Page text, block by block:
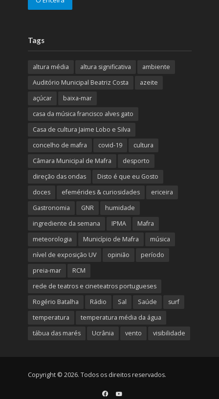
Tags
altura média altura significativa
ambiente
Auditório Municipal Beatriz Costa
azeite
açúcar
baixa-mar
casa da música francisco alves gato
Casa de cultura Jaime Lobo e Silva
concelho de mafra
covid-19
cultura
Câmara Municipal de Mafra
desporto
direção das ondas
Disto é que eu Gosto
doces
efemérides & curiosidades
ericeira
Gastronomia
GNR
humidade
ingrediente da semana
IPMA
Mafra
meteorologia
Município de Mafra
música
nível de exposição UV
opinião
período
preia-mar
RCM
rede de teatros e cineteatros portugueses
Rogério Batalha
Rádio Sal Saúde
surf
temperatura
temperatura média da água
tábua das marés
Ucrânia vento visibilidade
Copyright © 2026. Todos os direitos reservados.